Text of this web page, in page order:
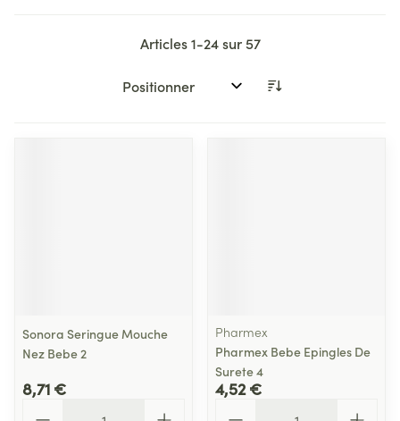
Articles1-24sur57
Trier par:
Sonora Seringue Mouche
Nez Bebe 2
8,71 €
Pharmex
Pharmex Bebe Epingles De
Surete 4
4,52 €